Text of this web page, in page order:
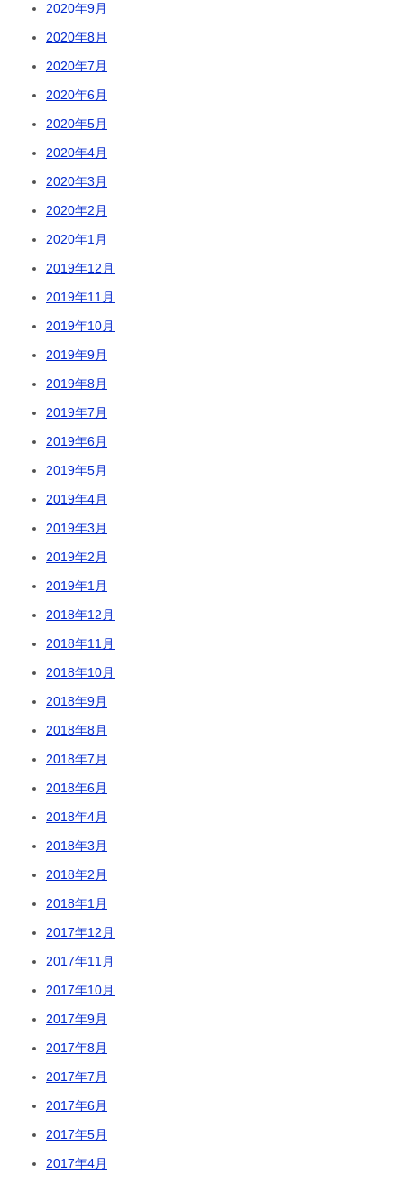
2020年9月
2020年8月
2020年7月
2020年6月
2020年5月
2020年4月
2020年3月
2020年2月
2020年1月
2019年12月
2019年11月
2019年10月
2019年9月
2019年8月
2019年7月
2019年6月
2019年5月
2019年4月
2019年3月
2019年2月
2019年1月
2018年12月
2018年11月
2018年10月
2018年9月
2018年8月
2018年7月
2018年6月
2018年4月
2018年3月
2018年2月
2018年1月
2017年12月
2017年11月
2017年10月
2017年9月
2017年8月
2017年7月
2017年6月
2017年5月
2017年4月